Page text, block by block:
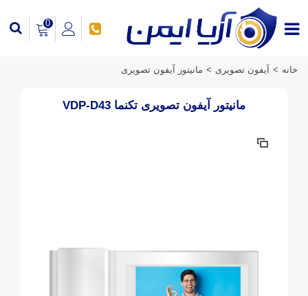
0
خانه > آیفون تصویری > مانیتور آیفون تصویری
مانیتور آیفون تصویری تکنما VDP-D43